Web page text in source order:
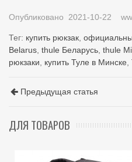
Опубликовано 2021-10-22
Тег: купить рюкзак
Belarus thule Беларусь thule
рюкзаки
купить Туле в Минске
Предыдущая статья
ДЛЯ ТОВАРОВ